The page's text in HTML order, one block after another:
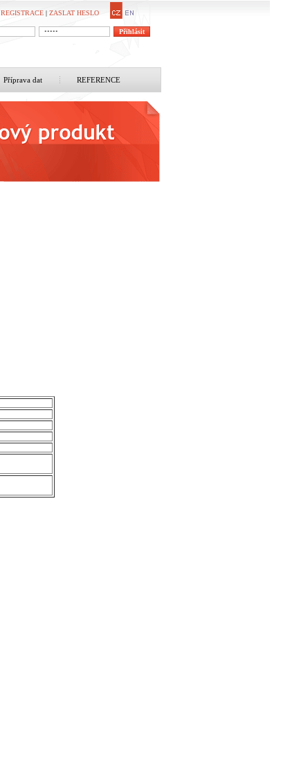
REGISTRACE | ZASLAT HESLO
Příprava dat REFERENCE